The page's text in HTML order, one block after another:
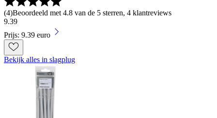
(4)Beoordeeld met 4.8 van de 5 sterren, 4 klantreviews
9.39
Prijs: 9.39 euro
Bekijk alles in slagplug